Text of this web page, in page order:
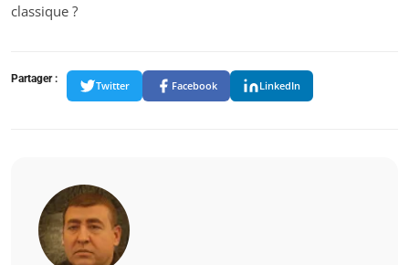
classique ?
Partager :
Twitter Facebook LinkedIn